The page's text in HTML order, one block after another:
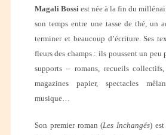
Magali Bossiest née à la fin du
son temps entre une tasse de thé, un
terminer et beaucoup d’écriture. Ses
fleurs des champs : ils poussent un peu
supports – romans, recueils
magazines papier, spectacles
musique…
Son premier roman (Les Inchangés)